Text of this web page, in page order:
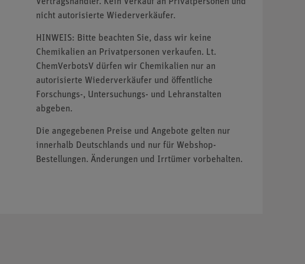
nicht autorisierte Wiederverkäufer.
HINWEIS: Bitte beachten Sie, dass wir keine
Chemikalien an Privatpersonen verkaufen. Lt.
ChemVerbotsV dürfen wir Chemikalien nur an
autorisierte Wiederverkäufer und öffentliche
Forschungs-, Untersuchungs- und Lehranstalten
abgeben.
Die angegebenen Preise und Angebote gelten nur
innerhalb Deutschlands und nur für Webshop-
Bestellungen. Änderungen und Irrtümer vorbehalten.